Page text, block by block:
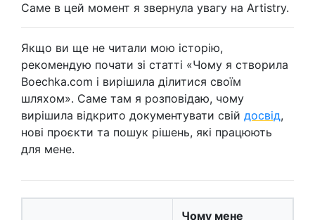
Саме в цей момент я звернула увагу на Artistry.
Якщо ви ще не читали мою історію,
рекомендую почати зі статті «Чому я створила
Boechka.com і вирішила ділитися своїм
шляхом». Саме там я розповідаю, чому
вирішила відкрито документувати свій досвід,
нові проєкти та пошук рішень, які працюють
для мене.
Чому мене